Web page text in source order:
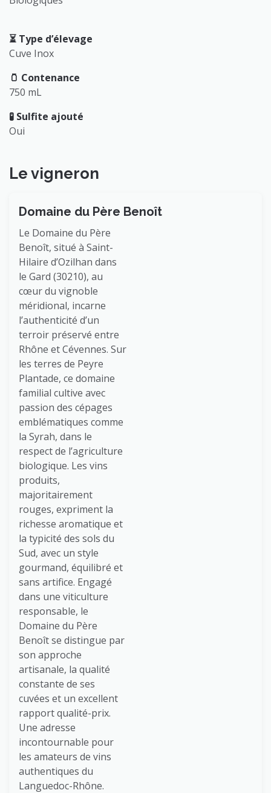
⏳️ Type d’élevage
Cuve Inox
🫙 Contenance
750 mL
🧪 Sulfite ajouté
Oui
Le vigneron
Domaine du Père Benoît
Le Domaine du Père
Benoît, situé à Saint-
Hilaire d’Ozilhan dans
le Gard (30210), au
cœur du vignoble
méridional, incarne
l’authenticité d’un
terroir préservé entre
Rhône et Cévennes. Sur
les terres de Peyre
Plantade, ce domaine
familial cultive avec
passion des cépages
emblématiques comme
la Syrah, dans le
respect de l’agriculture
biologique. Les vins
produits,
majoritairement
rouges, expriment la
richesse aromatique et
la typicité des sols du
Sud, avec un style
gourmand, équilibré et
sans artifice. Engagé
dans une viticulture
responsable, le
Domaine du Père
Benoît se distingue par
son approche
artisanale, la qualité
constante de ses
cuvées et un excellent
rapport qualité-prix.
Une adresse
incontournable pour
les amateurs de vins
authentiques du
Languedoc-Rhône.